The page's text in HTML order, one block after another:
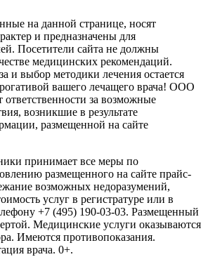
на данной странице, носят
и предназначены для
Посетители сайта не должны
медицинских рекомендаций.
и выбор методики лечения остается
вашего лечащего врача! ООО
ответственности за возможные
возникшие в результате
размещенной на сайте
принимает все меры по
размещенного на сайте прайс-
возможных недоразумений,
услуг в регистратуре или в
+7 (495) 190-03-03. Размещенный
Медицинские услуги оказываются
Имеются противопоказания.
врача. 0+.